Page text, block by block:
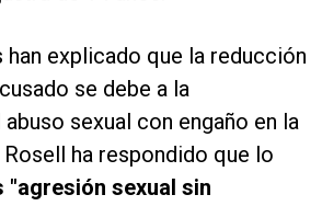
han explicado que la reducción
se debe a la
sexual con engaño en la
Rosell ha respondido que lo
"agresión sexual sin